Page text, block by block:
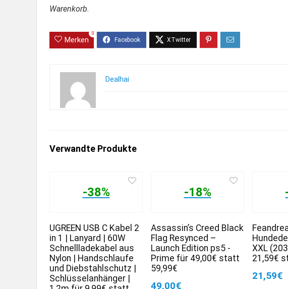
Warenkorb.
Merken
0
Dealhai
Verwandte Produkte
-38%
UGREEN USB C Kabel 2
in 1 | Lanyard | 60W
Schnellladekabel aus
Nylon | Handschlaufe
und Diebstahlschutz |
Schlüsselanhänger |
-18%
Assassin’s Creed Black
Flag Resynced –
Launch Edition ps5 -
Prime für 49,00€ statt
59,99€
49,00€
XXL
21,59€
21,59€